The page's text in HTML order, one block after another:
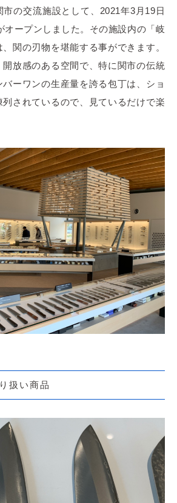
市の交流施設として、2021年3月19日
オープンしました。その施設内の「岐
関の刃物を堪能する事ができます。
放感のある空間で、特に関市の伝統
ーワンの生産量を誇る包丁は、ショ
されているので、見ているだけで楽
扱い商品